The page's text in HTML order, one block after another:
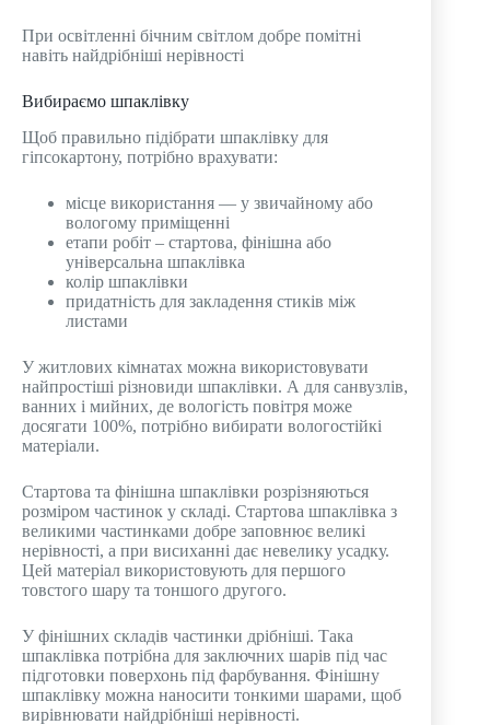
При освітленні бічним світлом добре помітні
навіть найдрібніші нерівності
Вибираємо шпаклівку
Щоб правильно підібрати шпаклівку для
гіпсокартону, потрібно врахувати:
місце використання — у звичайному або
вологому приміщенні
етапи робіт – стартова, фінішна або
універсальна шпаклівка
колір шпаклівки
придатність для закладення стиків між
листами
У житлових кімнатах можна використовувати
найпростіші різновиди шпаклівки. А для санвузлів,
ванних і мийних, де вологість повітря може
досягати 100%, потрібно вибирати вологостійкі
матеріали.
Стартова та фінішна шпаклівки розрізняються
розміром частинок у складі. Стартова шпаклівка з
великими частинками добре заповнює великі
нерівності, а при висиханні дає невелику усадку.
Цей матеріал використовують для першого
товстого шару та тоншого другого.
У фінішних складів частинки дрібніші. Така
шпаклівка потрібна для заключних шарів під час
підготовки поверхонь під фарбування. Фінішну
шпаклівку можна наносити тонкими шарами, щоб
вирівнювати найдрібніші нерівності.